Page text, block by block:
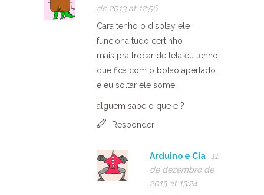
de 2013 at 12:56
Cara tenho o display ele
funciona tudo certinho
mais pra trocar de tela eu tenho
que fica com o botao apertado ,
e eu soltar ele some
alguem sabe o que e ?
Responder
Arduino e Cia
11
de dezembro de
2013 at 13:24